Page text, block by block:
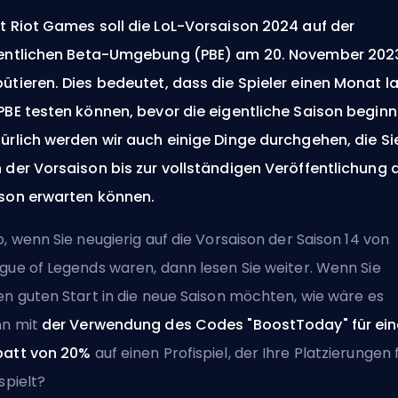
Riot Games soll die LoL-Vorsaison 2024 auf der
Beta-Umgebung (PBE) am 20. November
Dies bedeutet, dass die Spieler einen Monat
testen können, bevor die eigentliche Saison
werden wir auch einige Dinge durchgehen, die
der Vorsaison bis zur vollständigen Veröffentlichung
erwarten können.
wenn Sie neugierig auf die Vorsaison der Saison 14 von
of Legends waren, dann lesen Sie weiter. Wenn Sie
guten Start in die neue Saison möchten, wie wäre es
mit der Verwendung des Codes "BoostToday" für
von 20% auf einen Profispiel, der Ihre Platzierungen
?